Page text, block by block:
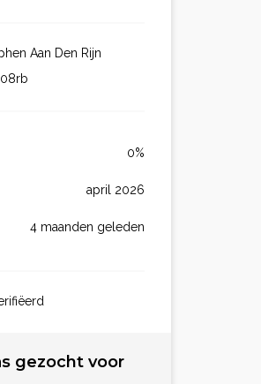
Aan Den Rijn
0%
april 2026
4 maanden geleden
gezocht voor